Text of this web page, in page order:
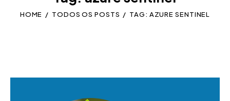
HOME TODOS OS POSTS TAG: AZURE SENTINEL